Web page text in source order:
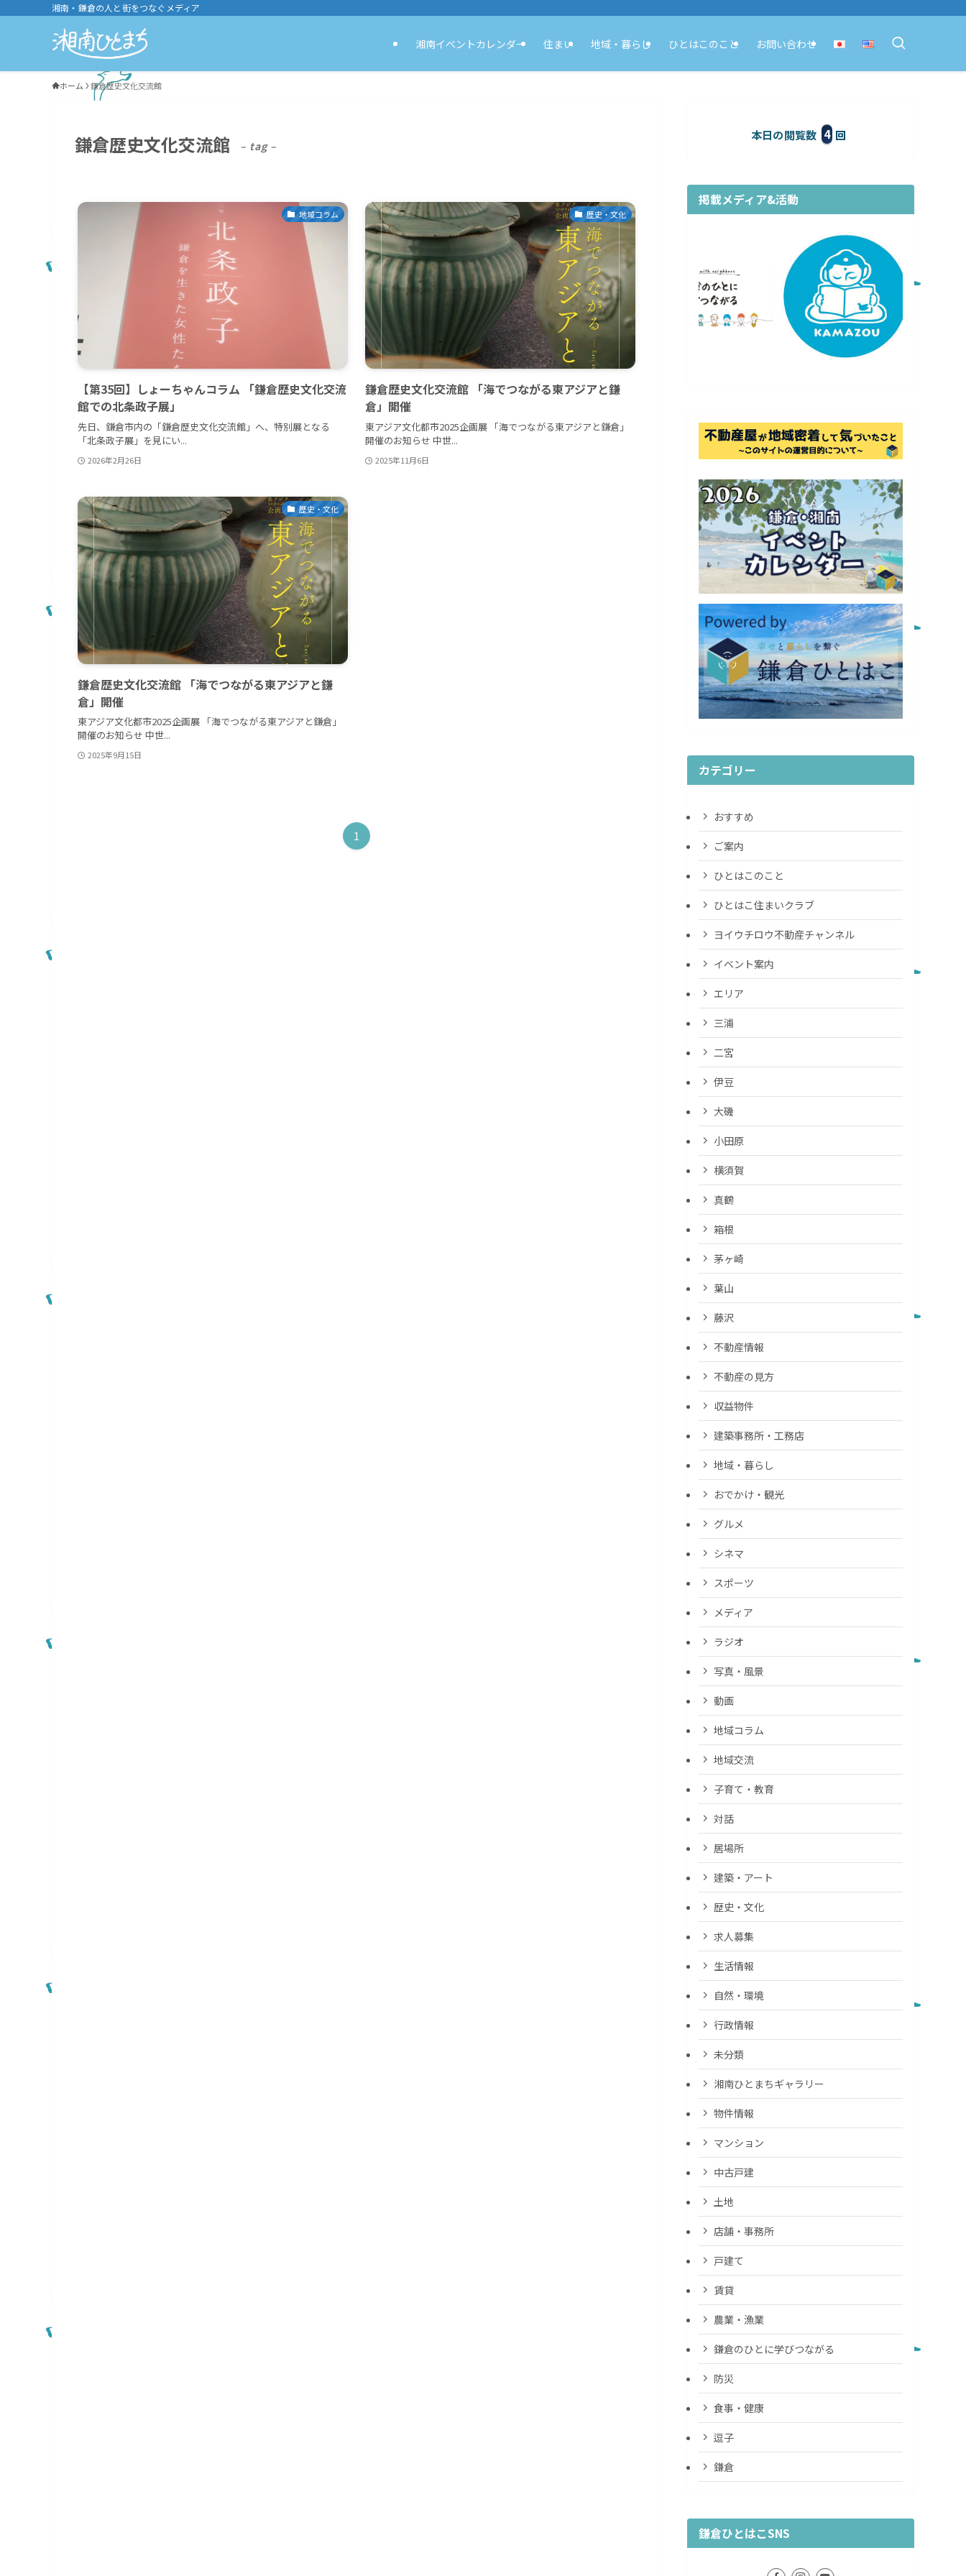
湘南・鎌倉の人と街をつなぐメディア
湘南イベントカレンダー 住まい 地域・暮らし ひとはこのこと お問い合わせ
ホーム 鎌倉歴史文化交流館
鎌倉歴史文化交流館 – tag –
地域コラム
【第35回】しょーちゃんコラム 「鎌倉歴史文化交流
館での北条政子展」
先日、鎌倉市内の「鎌倉歴史文化交流館」へ、特別展となる
「北条政子展」を見にい...
2026年2月26日
歴史・文化
鎌倉歴史文化交流館 「海でつながる東アジアと鎌
倉」開催
東アジア文化都市2025企画展 「海でつながる東アジアと鎌倉」
開催のお知らせ 中世...
2025年11月6日
歴史・文化
鎌倉歴史文化交流館 「海でつながる東アジアと鎌
倉」開催
東アジア文化都市2025企画展 「海でつながる東アジアと鎌倉」
開催のお知らせ 中世...
2025年9月15日
1
本日の閲覧数 4
掲載メディア&活動
カテゴリー
おすすめ
ご案内
ひとはこのこと
ひとはこ住まいクラブ
ヨイウチロウ不動産チャンネル
イベント案内
エリア
三浦
二宮
伊豆
大磯
小田原
横須賀
真鶴
箱根
茅ヶ崎
葉山
藤沢
不動産情報
不動産の見方
収益物件
建築事務所・工務店
地域・暮らし
おでかけ・観光
グルメ
シネマ
スポーツ
メディア
ラジオ
写真・風景
動画
地域コラム
地域交流
子育て・教育
対話
居場所
建築・アート
歴史・文化
求人募集
生活情報
自然・環境
行政情報
未分類
湘南ひとまちギャラリー
物件情報
マンション
中古戸建
土地
店舗・事務所
戸建て
賃貸
農業・漁業
鎌倉のひとに学びつながる
防災
食事・健康
逗子
鎌倉
鎌倉ひとはこSNS